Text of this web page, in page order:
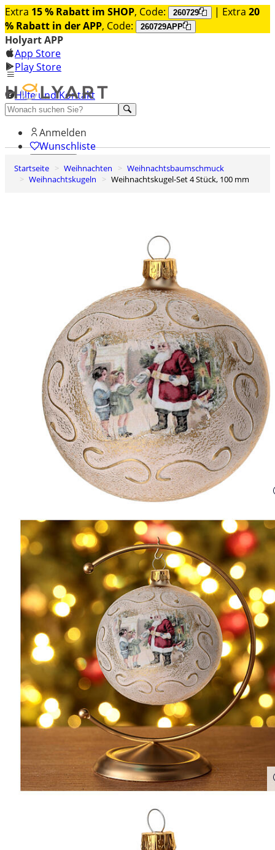
Extra 15 % Rabatt im SHOP, Code: 260729 | Extra 20
% Rabatt in der APP, Code: 260729APP
Holyart APP
App Store
Play Store
Hilfe und Kontakt
Entdecken Sie Premium
Anmelden
Wunschliste
0
Warenkorb
Startseite Weihnachten
Weihnachtsbaumschmuck
Weihnachtskugeln
Weihnachtskugel-Set 4 Stück, 100 mm